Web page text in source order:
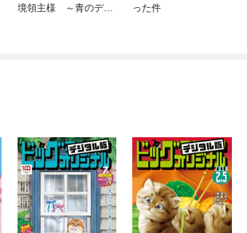
境領主様 ～青のディ
った件